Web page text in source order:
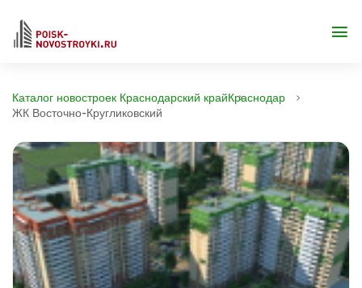
Каталог новостроек Краснодарский крайКраснодар
ЖК Восточно-Кругликовский